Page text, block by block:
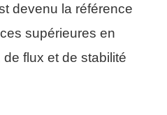
devenu la référence
supérieures en
flux et de stabilité